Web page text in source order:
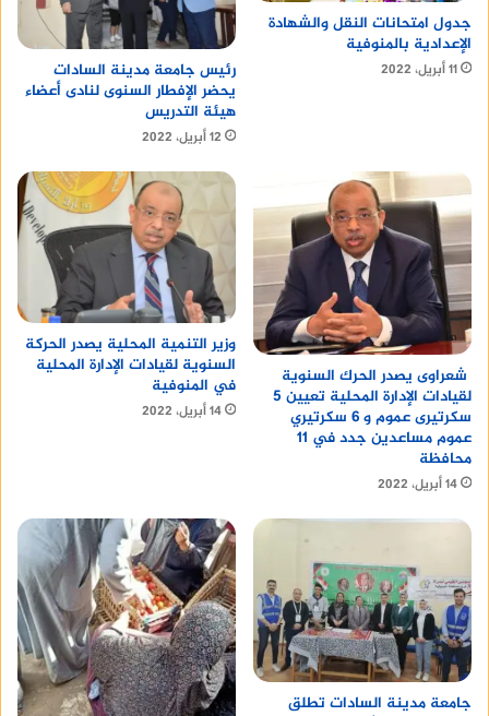
جدول امتحانات النقل والشهادة
الإعدادية بالمنوفية
11 أبريل، 2022
رئيس جامعة مدينة السادات
يحضر الإفطار السنوى لنادى أعضاء
هيئة التدريس
12 أبريل، 2022
شعراوى يصدر الحرك السنوية
لقيادات الإدارة المحلية تعيين 5
سكرتيرى عموم و 6 سكرتيري
عموم مساعدين جدد في 11
محافظة
14 أبريل، 2022
وزير التنمية المحلية يصدر الحركة
السنوية لقيادات الإدارة المحلية
في المنوفية
14 أبريل، 2022
جامعة مدينة السادات تطلق